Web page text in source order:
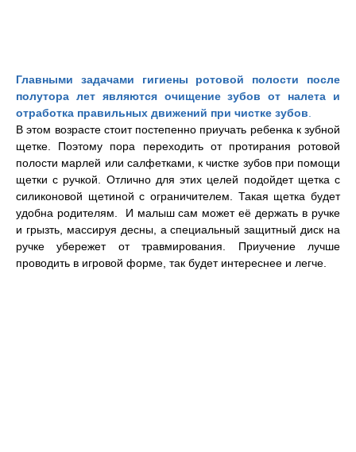
Главными задачами гигиены ротовой полости после
полутора лет являются очищение зубов от налета и
отработка правильных движений при чистке зубов
В этом возрасте стоит постепенно приучать ребенка к зубной
щетке.
Поэтому пора переходить от протирания ротовой
полости марлей или салфетками, к чистке зубов при помощи
щетки с ручкой. Отлично для этих целей подойдет щетка с
силиконовой щетиной с ограничителем. Такая щетка будет
удобна родителям. И малыш сам может её держать в ручке
и грызть, массируя десны, а специальный защитный диск на
ручке убережет от травмирования. Приучение лучше
проводить в игровой форме, так будет интереснее и легче.